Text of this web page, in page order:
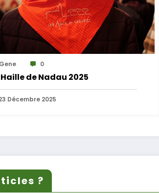
Gene 0
Haille de Nadau 2025
Décembre 2025
?